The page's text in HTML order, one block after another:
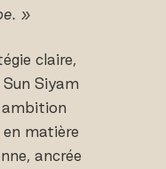
»
claire,
Siyam
ambition
matière
ancrée